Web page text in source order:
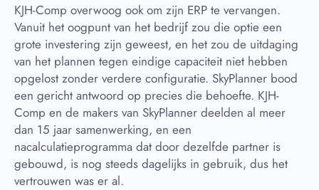
KJH-Comp overwoog ook om zijn ERP te vervangen.
Vanuit het oogpunt van het bedrijf zou die optie een
grote investering zijn geweest, en het zou de uitdaging
van het plannen tegen eindige capaciteit niet hebben
opgelost zonder verdere configuratie. SkyPlanner bood
een gericht antwoord op precies die behoefte. KJH-
Comp en de makers van SkyPlanner deelden al meer
dan 15 jaar samenwerking, en een
nacalculatieprogramma dat door dezelfde partner is
gebouwd, is nog steeds dagelijks in gebruik, dus het
vertrouwen was er al.